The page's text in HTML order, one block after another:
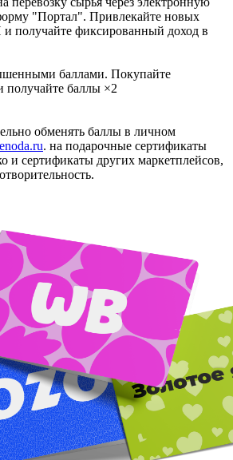
"Портал". Привлекайте новых
получайте фиксированный доход в
баллами. Покупайте
баллы ×2
обменять баллы в личном
. на подарочные сертификаты
и сертификаты других маркетплейсов,